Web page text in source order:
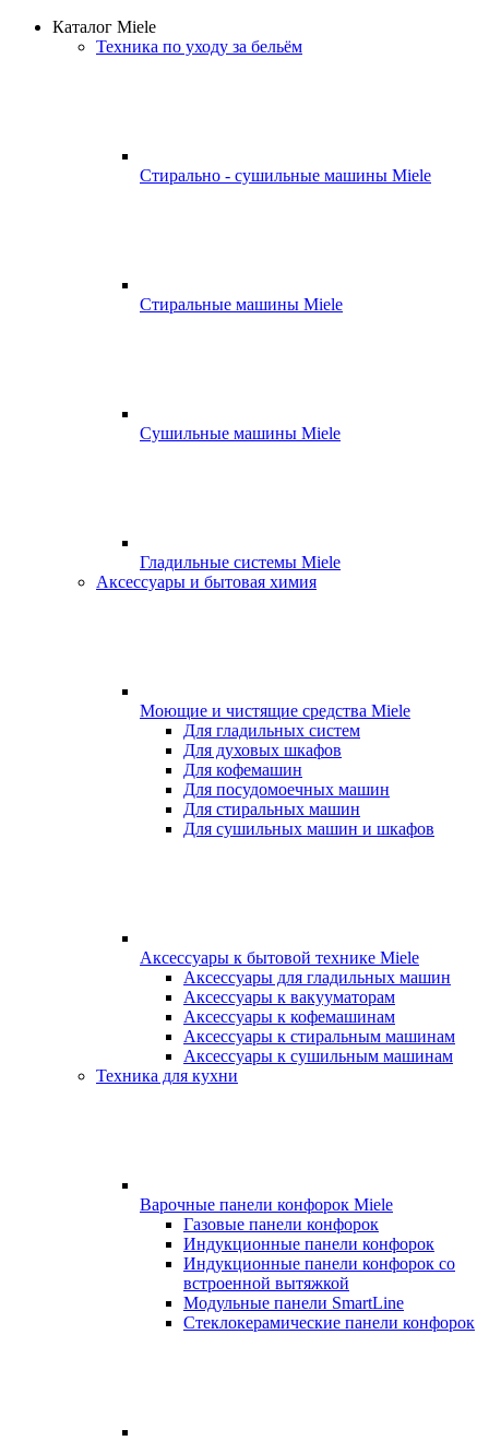
Каталог Miele
Техника по уходу за бельём
Стирально - сушильные машины Miele
Стиральные машины Miele
Сушильные машины Miele
Гладильные системы Miele
Аксессуары и бытовая химия
Моющие и чистящие средства Miele
Для гладильных систем
Для духовых шкафов
Для кофемашин
Для посудомоечных машин
Для стиральных машин
Для сушильных машин и шкафов
Аксессуары к бытовой технике Miele
Аксессуары для гладильных машин
Аксессуары к вакууматорам
Аксессуары к кофемашинам
Аксессуары к стиральным машинам
Аксессуары к сушильным машинам
Техника для кухни
Варочные панели конфорок Miele
Газовые панели конфорок
Индукционные панели конфорок
Индукционные панели конфорок со
встроенной вытяжкой
Модульные панели SmartLine
Стеклокерамические панели конфорок